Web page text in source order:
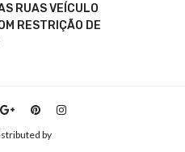
RUAS VEÍCULO
RESTRIÇÃO DE
by